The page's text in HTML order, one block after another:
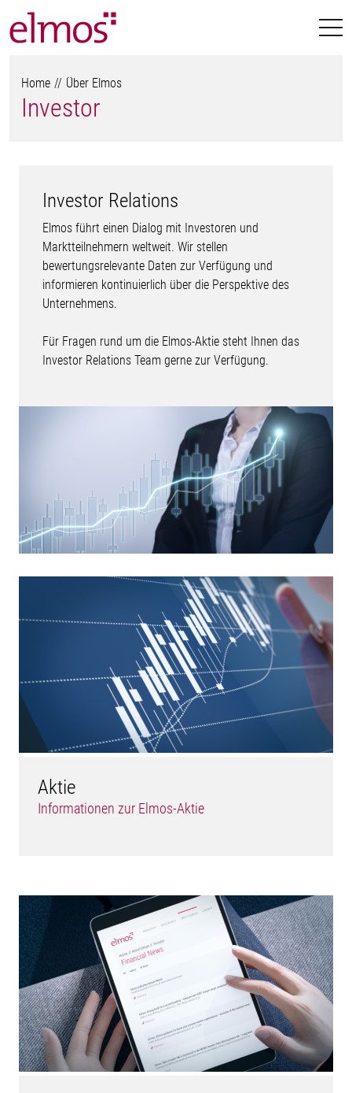
Home Über Elmos
Investor
Investor Relations
Elmos führt einen Dialog mit Investoren und
Marktteilnehmern weltweit. Wir stellen
bewertungsrelevante Daten zur Verfügung und
informieren kontinuierlich über die Perspektive des
Unternehmens.
Für Fragen rund um die Elmos-Aktie steht Ihnen das
Investor Relations Team gerne zur Verfügung.
Aktie
Informationen zur Elmos-Aktie